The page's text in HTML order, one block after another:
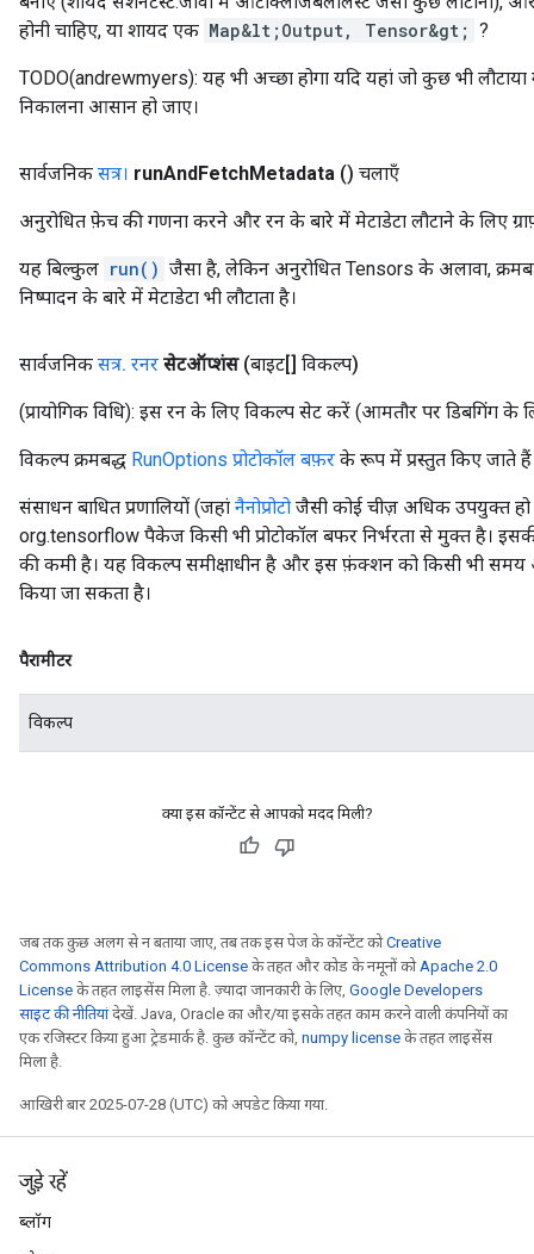
होनी चाहिए, या शायद एक Map&lt;Output, Tensor&gt; ?
TODO(andrewmyers): यह भी अच्छा होगा यदि यहां जो कुछ भी
निकालना आसान हो जाए।
सार्वजनिक सत्र। runAndFetchMetadata () चलाएँ
अनुरोधित फ़ेच की गणना करने और रन के बारे में मेटाडेटा लौटाने के लिए
यह बिल्कुल run() जैसा है, लेकिन अनुरोधित Tensors के अलावा,
निष्पादन के बारे में मेटाडेटा भी लौटाता है।
सार्वजनिक सत्र. रनर सेटऑप्शंस (बाइट[] विकल्प)
(प्रायोगिक विधि): इस रन के लिए विकल्प सेट करें (आमतौर पर डिबगिंग के
विकल्प क्रमबद्ध RunOptions प्रोटोकॉल बफ़र के रूप में प्रस्तुत किए जाते
संसाधन बाधित प्रणालियों (जहां नैनोप्रोटो जैसी कोई चीज़ अधिक उपयुक्त
org.tensorflow पैकेज किसी भी प्रोटोकॉल बफर निर्भरता से मुक्त है।
की कमी है। यह विकल्प समीक्षाधीन है और इस फ़ंक्शन को किसी भी समय
किया जा सकता है।
पैरामीटर
विकल्प
क्या इस कॉन्टेंट से आपको मदद मिली?
जब तक कुछ अलग से न बताया जाए, तब तक इस पेज के कॉन्टेंट कोCreative
Commons Attribution 4.0 License के तहत और कोड के नमूनों कोApache 2.0
License के तहत लाइसेंस मिला है. ज़्यादा जानकारी के लिए, Google Developers
साइट की नीतियांदेखें. Java, Oracle का और/या इसके तहत काम करने वाली कंपनियों का
एक रजिस्टर किया हुआ ट्रेडमार्क है. कुछ कॉन्टेंट को, numpy license के तहत लाइसेंस
मिला है.
आखिरी बार 2025-07-28 (UTC) को अपडेट किया गया.
जुड़े रहें
ब्लॉग